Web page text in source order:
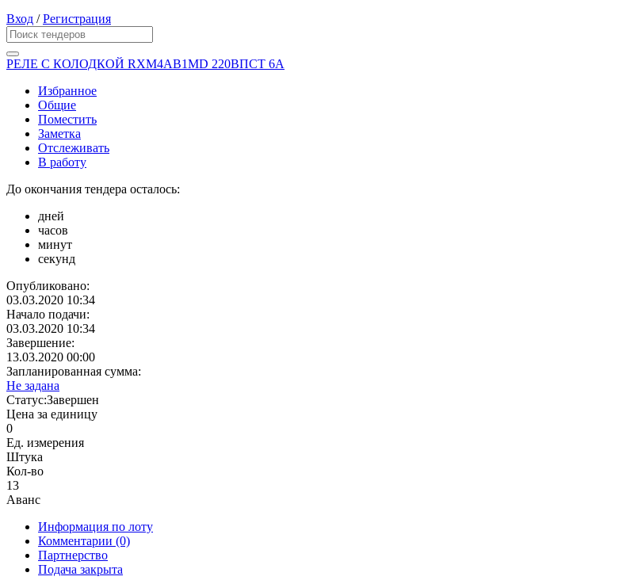
Вход /Регистрация
РЕЛЕ С КОЛОДКОЙ RXM4AB1MD 220ВПСТ 6А
Избранное
Общие
Поместить
Заметка
Отслеживать
В работу
До окончания тендера осталось:
дней
часов
минут
секунд
Опубликовано:
03.03.2020 10:34
Начало подачи:
03.03.2020 10:34
Завершение:
13.03.2020 00:00
Запланированная сумма:
Не задана
Статус:Завершен
Цена за единицу
0
Ед. измерения
Штука
Кол-во
13
Аванс
Информация по лоту
Комментарии (0)
Партнерство
Подача закрыта